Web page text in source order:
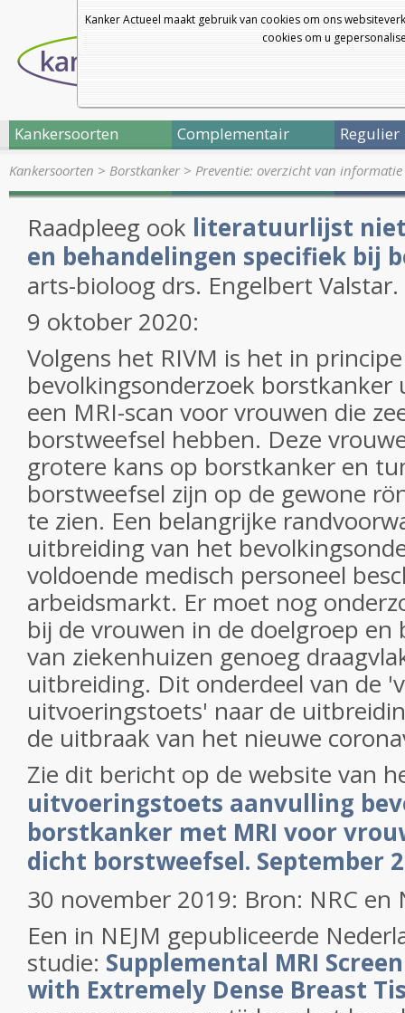
Kanker Actueel maakt gebruik van cookies om ons
cookies om u
Kankersoorten Complementair Regulier
Kankersoorten > Borstkanker> Preventie: overzicht van
Raadpleeg ook literatuurlijst
en behandelingen specifiek bij
arts-bioloog drs. Engelbert Valstar.
9 oktober 2020:
Volgens het RIVM is het in
bevolkingsonderzoek
een MRI-scan voor vrouwen die
borstweefsel hebben. Deze
grotere kans op borstkanker en
borstweefsel zijn op de gewone
te zien. Een belangrijke
uitbreiding van het
voldoende medisch personeel
arbeidsmarkt. Er moet nog
bij de vrouwen in de doelgroep en
van ziekenhuizen genoeg
uitbreiding. Dit onderdeel van de
uitvoeringstoets' naar de
de uitbraak van het nieuwe
Zie dit bericht op de website van
uitvoeringstoets aanvulling
borstkanker met MRI voor
dicht borstweefsel. September
30 november 2019: Bron: NRC en
Een in NEJM gepubliceerde
studie: Supplemental MRI
with Extremely Dense Breast